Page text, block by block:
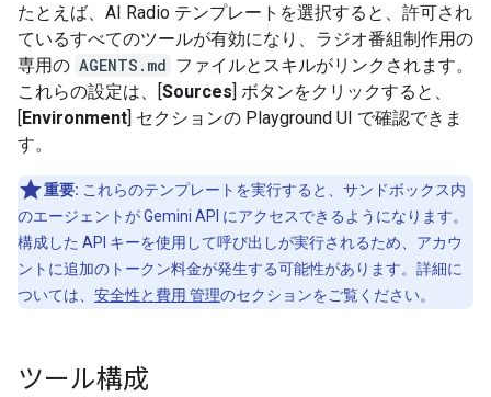
たとえば、AI Radio テンプレートを選択すると、許可され
ているすべてのツールが有効になり、ラジオ番組制作用の
専用の AGENTS.md ファイルとスキルがリンクされます。
これらの設定は、[Sources] ボタンをクリックすると、
[Environment] セクションの Playground UI で確認できま
す。
重要: これらのテンプレートを実行すると、サンドボックス内
のエージェントが Gemini API にアクセスできるようになります。
構成した API キーを使用して呼び出しが実行されるため、アカウ
ントに追加のトークン料金が発生する可能性があります。詳細に
ついては、 安全性と費用 管理のセクションをご覧ください。
ツール構成